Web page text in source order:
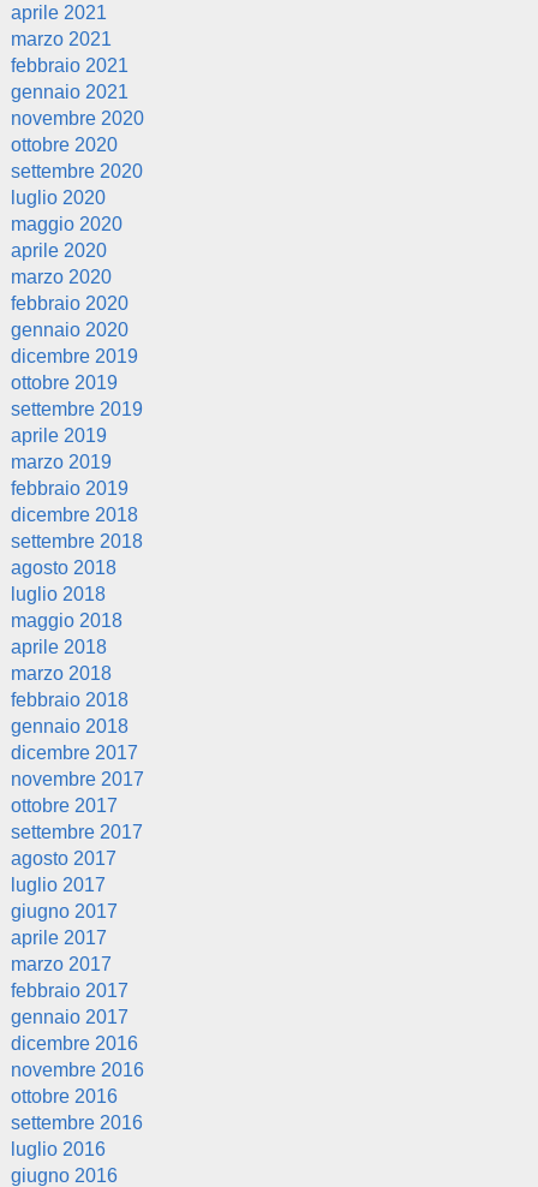
aprile 2021
marzo 2021
febbraio 2021
gennaio 2021
novembre 2020
ottobre 2020
settembre 2020
luglio 2020
maggio 2020
aprile 2020
marzo 2020
febbraio 2020
gennaio 2020
dicembre 2019
ottobre 2019
settembre 2019
aprile 2019
marzo 2019
febbraio 2019
dicembre 2018
settembre 2018
agosto 2018
luglio 2018
maggio 2018
aprile 2018
marzo 2018
febbraio 2018
gennaio 2018
dicembre 2017
novembre 2017
ottobre 2017
settembre 2017
agosto 2017
luglio 2017
giugno 2017
aprile 2017
marzo 2017
febbraio 2017
gennaio 2017
dicembre 2016
novembre 2016
ottobre 2016
settembre 2016
luglio 2016
giugno 2016